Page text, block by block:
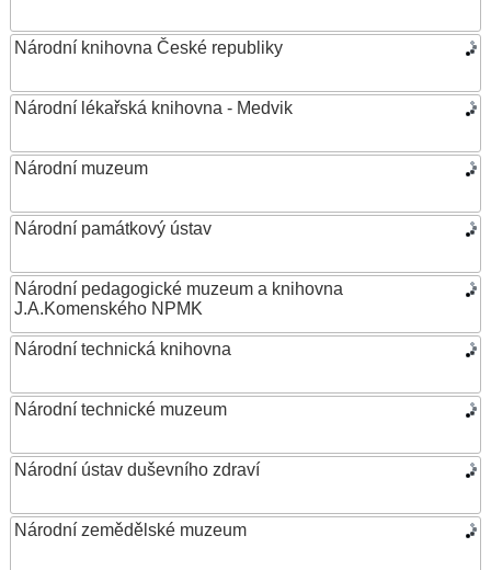
Národní knihovna České republiky
Národní lékařská knihovna - Medvik
Národní muzeum
Národní památkový ústav
Národní pedagogické muzeum a knihovna
J.A.Komenského NPMK
Národní technická knihovna
Národní technické muzeum
Národní ústav duševního zdraví
Národní zemědělské muzeum